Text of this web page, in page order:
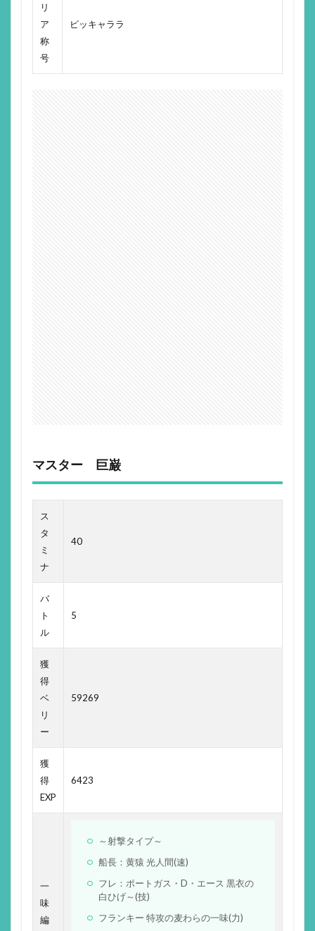
リ
ア
称
号
ピッキャララ
マスター 巨巌
ス
タ
ミ
ナ
40
バ
ト
ル
5
獲
得
ベ
リ
ー
59269
獲
得
EXP
6423
一
味
編
～射撃タイプ～
船長：黄猿 光人間(速)
フレ：ポートガス・D・エース 黒衣の
白ひげ～(技)
フランキー 特攻の麦わらの一味(力)